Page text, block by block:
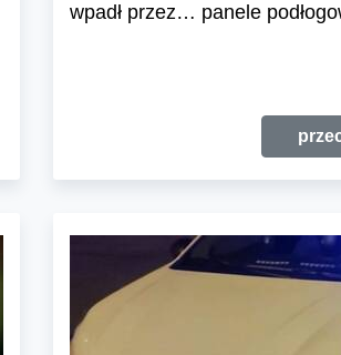
wpadł przez… panele